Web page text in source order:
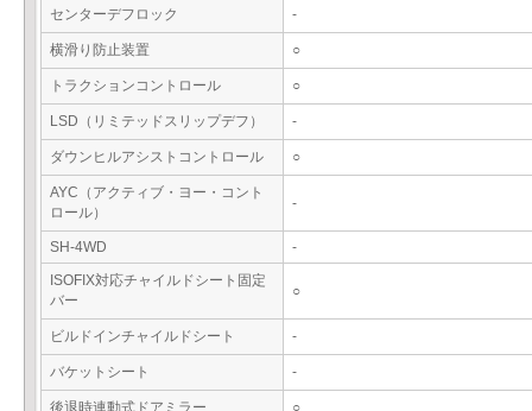
センターデフロック -
横滑り防止装置 ○
トラクションコントロール ○
LSD（リミテッドスリップデフ） -
ダウンヒルアシストコントロール ○
AYC（アクティブ・ヨー・コント
ロール）
-
SH-4WD
-
ISOFIX対応チャイルドシート固定
バー
○
ビルドインチャイルドシート -
バケットシート -
後退時連動式ドアミラー ○